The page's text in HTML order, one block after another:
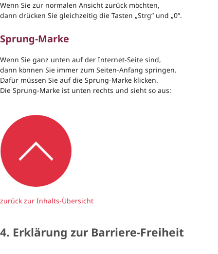
Wenn Sie zur normalen Ansicht zurück möchten,
dann drücken Sie gleichzeitig die Tasten „Strg“ und „0“.
Sprung-Marke
Wenn Sie ganz unten auf der Internet-Seite sind,
dann können Sie immer zum Seiten-Anfang springen.
Dafür müssen Sie auf die Sprung-Marke klicken.
Die Sprung-Marke ist unten rechts und sieht so aus:
zurück zur Inhalts-Übersicht
4. Erklärung zur Barriere-Freiheit